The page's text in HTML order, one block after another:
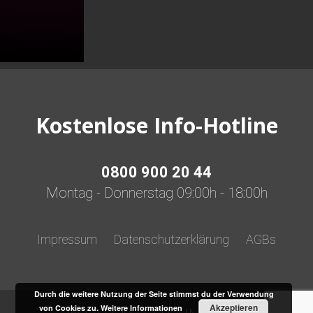
Kostenlose Info-Hotline
0800 900 20 44
Montag - Donnerstag 09:00h - 18:00h
Impressum Datenschutzerklärung AGBs
Durch die weitere Nutzung der Seite stimmst du der Verwendung
von Cookies zu.Weitere Informationen Akzeptieren